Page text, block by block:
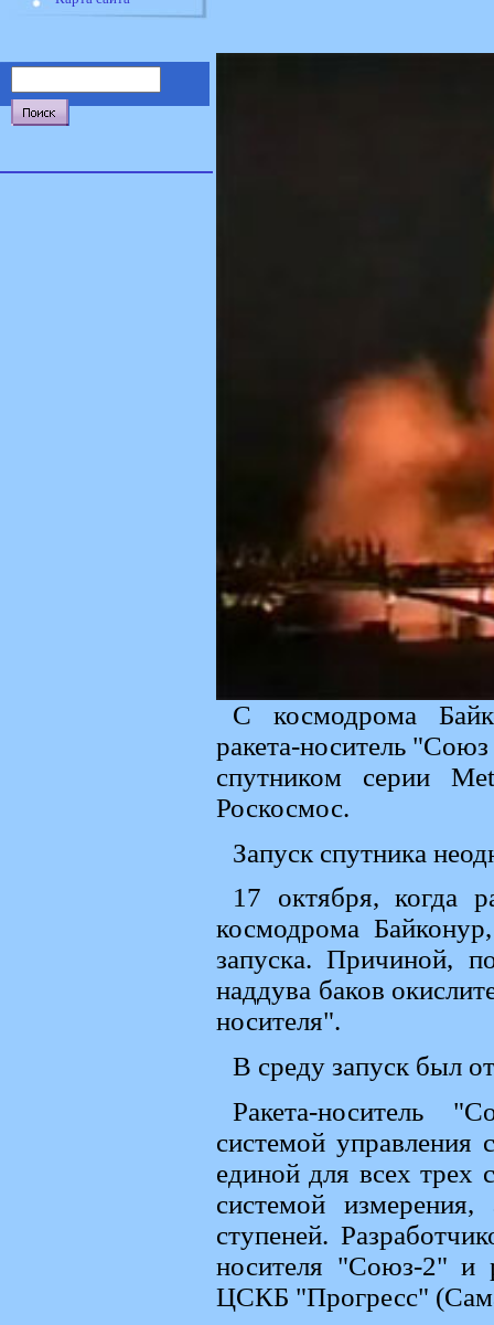
С космодрома
ракета-носитель
спутником серии
Роскосмос.
Запуск спутника
17 октября, когда
космодрома
запуска. Причиной,
наддува баков
носителя".
В среду запуск был
Ракета-носитель
системой управления
единой для всех трех
системой
ступеней.
носителя "Союз-2" и
ЦСКБ "Прогресс"